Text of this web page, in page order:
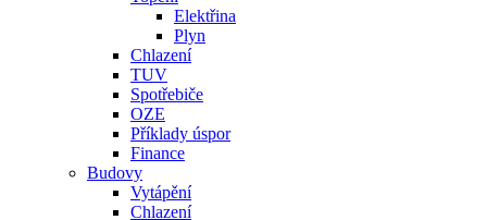
Elektřina
Plyn
Chlazení
TUV
Spotřebiče
OZE
Příklady úspor
Finance
Budovy
Vytápění
Chlazení